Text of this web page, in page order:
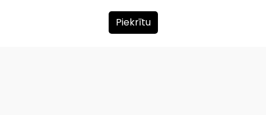
Par mums
Piekrītu